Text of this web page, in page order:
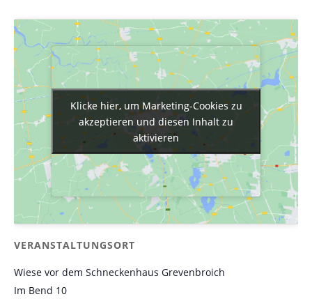
VERANSTALTUNGSORT
Wiese vor dem Schneckenhaus Grevenbroich
Im Bend 10
Klicke hier, um Marketing-Cookies zu
akzeptieren und diesen Inhalt zu
aktivieren
Klicke hier, um Marketing-Cookies zu
akzeptieren und diesen Inhalt zu
aktivieren